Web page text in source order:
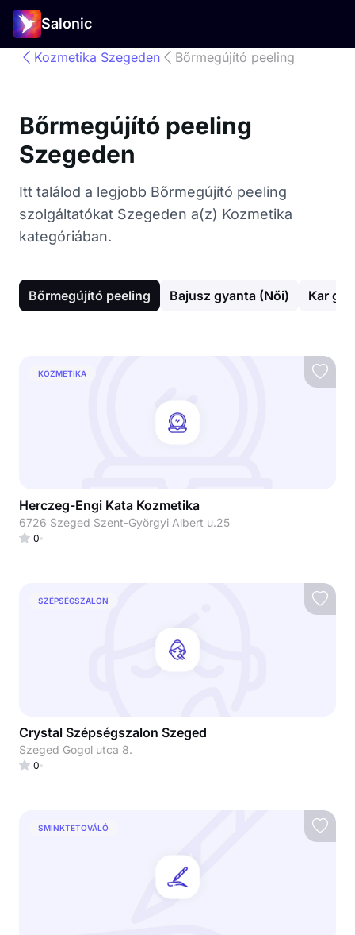
Salonic
Kozmetika Szegeden Bőrmegújító peeling
Bőrmegújító peeling
Szegeden
Itt találod a legjobb Bőrmegújító peeling
szolgáltatókat Szegeden a(z) Kozmetika
kategóriában.
Bőrmegújító peeling Bajusz gyanta (Női) Kar
KOZMETIKA
Herczeg-Engi Kata Kozmetika
6726 Szeged Szent-Györgyi Albert u.25
0
SZÉPSÉGSZALON
Crystal Szépségszalon Szeged
Szeged Gogol utca 8.
0
SMINKTETOVÁLÓ